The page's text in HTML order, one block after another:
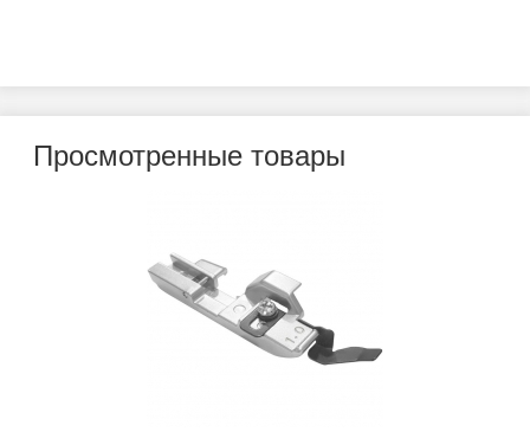
Просмотренные товары